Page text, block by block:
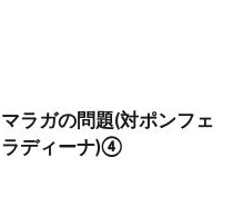
マラガの問題(対ポンフェ
ラディーナ)④